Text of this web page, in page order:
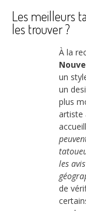
Les meilleurs
les trouver ?
À la
un
un
plus
artiste
les
de